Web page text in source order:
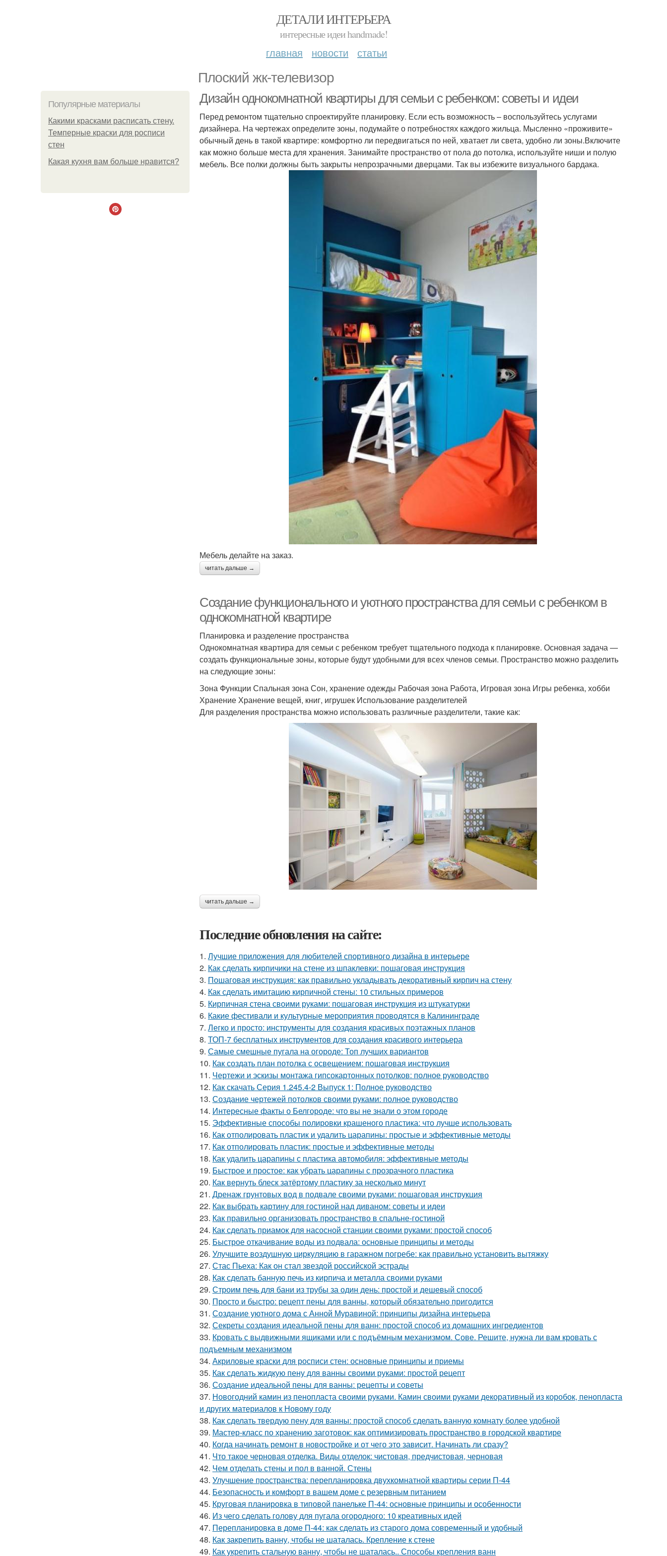
ДЕТАЛИ ИНТЕРЬЕРА
интересные идеи handmade!
главная новости статьи
Плоский жк-телевизор
Популярные материалы
Какими красками расписать стену.
Темперные краски для росписи
стен
Какая кухня вам больше нравится?
Дизайн однокомнатной квартиры для семьи с ребенком: советы и идеи
Перед ремонтом тщательно спроектируйте планировку. Если есть возможность – воспользуйтесь услугами
дизайнера. На чертежах определите зоны, подумайте о потребностях каждого жильца. Мысленно «проживите»
обычный день в такой квартире: комфортно ли передвигаться по ней, хватает ли света, удобно ли зоны.Включите
как можно больше места для хранения. Занимайте пространство от пола до потолка, используйте ниши и полую
мебель. Все полки должны быть закрыты непрозрачными дверцами. Так вы избежите визуального бардака.
Мебель делайте на заказ.
читать дальше →
Создание функционального и уютного пространства для семьи с ребенком в
однокомнатной квартире
Планировка и разделение пространства
Однокомнатная квартира для семьи с ребенком требует тщательного подхода к планировке. Основная задача —
создать функциональные зоны, которые будут удобными для всех членов семьи. Пространство можно разделить
на следующие зоны:
Зона Функции Спальная зона Сон, хранение одежды Рабочая зона Работа, Игровая зона Игры ребенка, хобби
Хранение Хранение вещей, книг, игрушек Использование разделителей
Для разделения пространства можно использовать различные разделители, такие как:
читать дальше →
Последние обновления на сайте:
1. Лучшие приложения для любителей спортивного дизайна в интерьере
2. Как сделать кирпичики на стене из шпаклевки: пошаговая инструкция
3. Пошаговая инструкция: как правильно укладывать декоративный кирпич на стену
4. Как сделать имитацию кирпичной стены: 10 стильных примеров
5. Кирпичная стена своими руками: пошаговая инструкция из штукатурки
6. Какие фестивали и культурные мероприятия проводятся в Калининграде
7. Легко и просто: инструменты для создания красивых поэтажных планов
8. ТОП-7 бесплатных инструментов для создания красивого интерьера
9. Самые смешные пугала на огороде: Топ лучших вариантов
10. Как создать план потолка с освещением: пошаговая инструкция
11. Чертежи и эскизы монтажа гипсокартонных потолков: полное руководство
12. Как скачать Серия 1.245.4-2 Выпуск 1: Полное руководство
13. Создание чертежей потолков своими руками: полное руководство
14. Интересные факты о Белгороде: что вы не знали о этом городе
15. Эффективные способы полировки крашеного пластика: что лучше использовать
16. Как отполировать пластик и удалить царапины: простые и эффективные методы
17. Как отполировать пластик: простые и эффективные методы
18. Как удалить царапины с пластика автомобиля: эффективные методы
19. Быстрое и простое: как убрать царапины с прозрачного пластика
20. Как вернуть блеск затёртому пластику за несколько минут
21. Дренаж грунтовых вод в подвале своими руками: пошаговая инструкция
22. Как выбрать картину для гостиной над диваном: советы и идеи
23. Как правильно организовать пространство в спальне-гостиной
24. Как сделать приамок для насосной станции своими руками: простой способ
25. Быстрое откачивание воды из подвала: основные принципы и методы
26. Улучшите воздушную циркуляцию в гаражном погребе: как правильно установить вытяжку
27. Стас Пьеха: Как он стал звездой российской эстрады
28. Как сделать банную печь из кирпича и металла своими руками
29. Строим печь для бани из трубы за один день: простой и дешевый способ
30. Просто и быстро: рецепт пены для ванны, который обязательно пригодится
31. Создание уютного дома с Анной Муравиной: принципы дизайна интерьера
32. Секреты создания идеальной пены для ванн: простой способ из домашних ингредиентов
33. Кровать с выдвижными ящиками или с подъёмным механизмом. Сове. Решите, нужна ли вам кровать с
подъемным механизмом
34. Акриловые краски для росписи стен: основные принципы и приемы
35. Как сделать жидкую пену для ванны своими руками: простой рецепт
36. Создание идеальной пены для ванны: рецепты и советы
37. Новогодний камин из пенопласта своими руками. Камин своими руками декоративный из коробок, пенопласта
и других материалов к Новому году
38. Как сделать твердую пену для ванны: простой способ сделать ванную комнату более удобной
39. Мастер-класс по хранению заготовок: как оптимизировать пространство в городской квартире
40. Когда начинать ремонт в новостройке и от чего это зависит. Начинать ли сразу?
41. Что такое черновая отделка. Виды отделок: чистовая, предчистовая, черновая
42. Чем отделать стены и пол в ванной. Стены
43. Улучшение пространства: перепланировка двухкомнатной квартиры серии П-44
44. Безопасность и комфорт в вашем доме с резервным питанием
45. Круговая планировка в типовой панельке П-44: основные принципы и особенности
46. Из чего сделать голову для пугала огородного: 10 креативных идей
47. Перепланировка в доме П-44: как сделать из старого дома современный и удобный
48. Как закрепить ванну, чтобы не шаталась. Крепление к стене
49. Как укрепить стальную ванну, чтобы не шаталась.. Способы крепления ванн